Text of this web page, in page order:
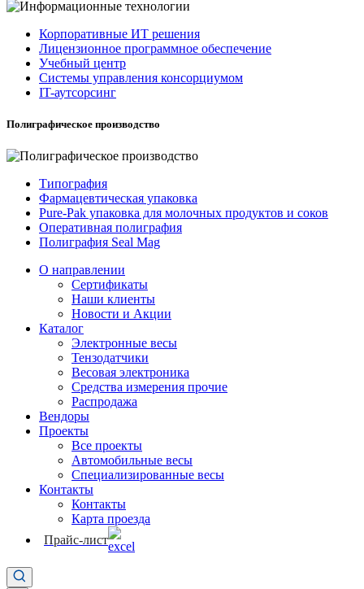
Корпоративные ИТ решения
Лицензионное программное обеспечение
Учебный центр
Системы управления консорциумом
IT-аутсорсинг
Полиграфическое производство
Типография
Фармацевтическая упаковка
Pure-Pak упаковка для молочных продуктов и соков
Оперативная полиграфия
Полиграфия Seal Mag
О направлении
Сертификаты
Наши клиенты
Новости и Акции
Каталог
Электронные весы
Тензодатчики
Весовая электроника
Средства измерения прочие
Распродажа
Вендоры
Проекты
Все проекты
Автомобильные весы
Специализированные весы
Контакты
Контакты
Карта проезда
Прайс-лист